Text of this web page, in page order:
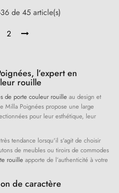
de 45 article(s)
2
l’expert en
rouille
de porte couleur rouille au design et
Milla Poignées propose une large
pour leur esthétique, leur
tendance lorsqu'il s'agit de choisir
de meubles ou tiroirs de commodes
rouille apporte de l’authenticité à votre
de caractère